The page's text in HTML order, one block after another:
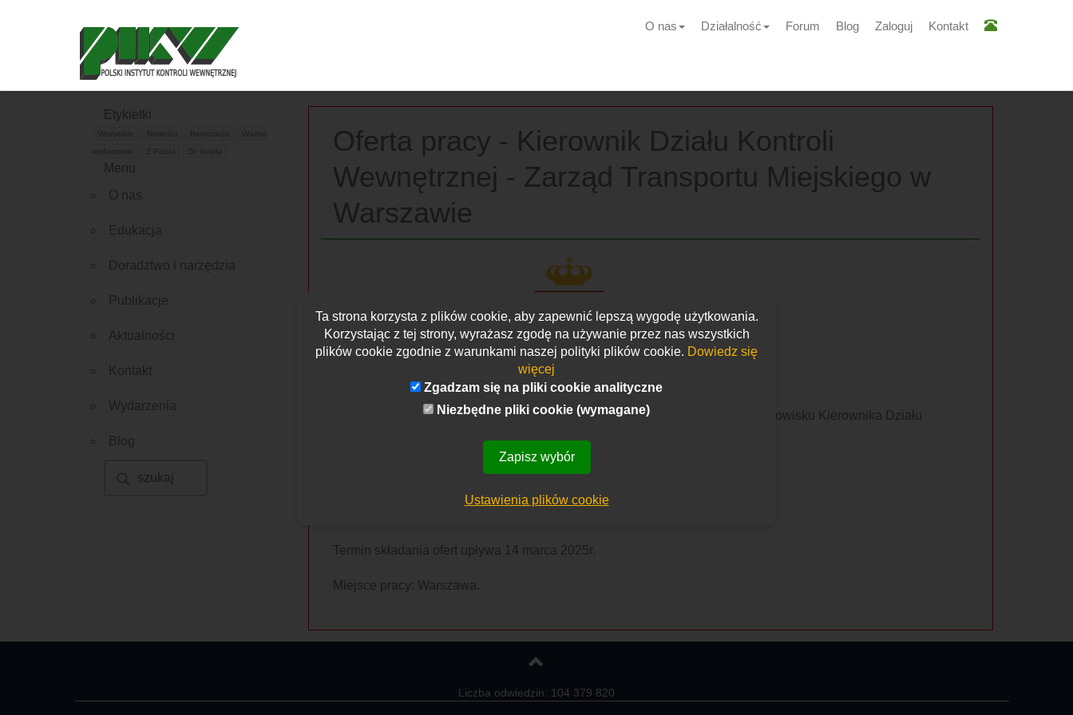
O nas Działalność Forum Blog Zaloguj Kontakt
Oferta pracy - Kierownik Działu Kontroli
Wewnętrznej - Zarząd Transportu Miejskiego w
Warszawie
Zarząd Transportu Miejskiego w Warszawie poszukuje osoby do pracy na stanowisku Kierownika Działu
Termin składania ofert upływa 14 marca 2025r.
Miejsce pracy: Warszawa.
Etykietki
Wszystkie Rekrutacja
Ważne
wydarzenie
Menu
O nas
Edukacja
Doradztwo i narzędzia
Publikacje
Aktualności
Kontakt
Wydarzenia
Blog
Liczba odwiedzin: 104 379 820
Ta strona korzysta z plików cookie, aby zapewnić lepszą wygodę użytkowania.
Korzystając z tej strony, wyrażasz zgodę na używanie przez nas wszystkich
plików cookie zgodnie z warunkami naszej polityki plików cookie. Dowiedz się
więcej
Zgadzam się na pliki cookie analityczne
Niezbędne pliki cookie (wymagane)
Zapisz wybór
Ustawienia plików cookie